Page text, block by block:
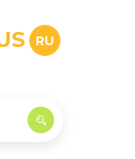
RU